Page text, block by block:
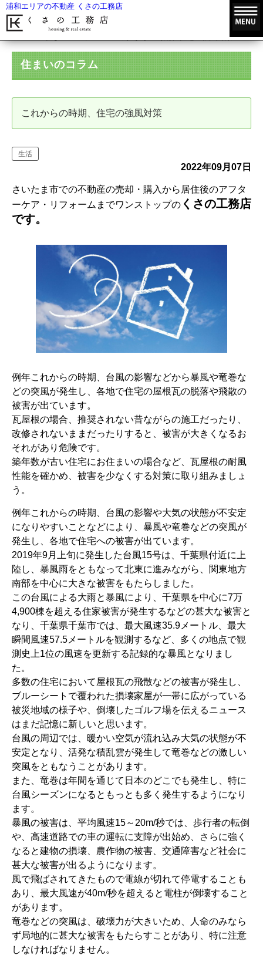
浦和エリアの不動産 くさの工務店
これからの時期、住宅の強風対策
住まいのコラム
これからの時期、住宅の強風対策
生活
2022年09月07日
さいたま市での不動産の売却・購入から居住後のアフタ
ーケア・リフォームまでワンストップの くさの工務店
です。
例年これからの時期、台風の影響などから暴風や竜巻な
どの突風が発生し、各地で住宅の屋根瓦の脱落や飛散の
被害が出ています。
瓦屋根の場合、推奨されない昔ながらの施工だったり、
改修されないままだったりすると、被害が大きくなるお
それがあり危険です。
築年数が古い住宅にお住まいの場合など、瓦屋根の耐風
性能を確かめ、被害を少なくする対策に取り組みましょ
う。
例年これからの時期、台風の影響や大気の状態が不安定
になりやすいことなどにより、暴風や竜巻などの突風が
発生し、各地で住宅への被害が出ています。
2019年9月上旬に発生した台風15号は、千葉県付近に上
陸し、暴風雨をともなって北東に進みながら、関東地方
南部を中心に大きな被害をもたらしました。
この台風による大雨と暴風により、千葉県を中心に7万
4,900棟を超える住家被害が発生するなどの甚大な被害と
なり、千葉県千葉市では、最大風速35.9メートル、最大
瞬間風速57.5メートルを観測するなど、多くの地点で観
測史上1位の風速を更新する記録的な暴風となりまし
た。
多数の住宅において屋根瓦の飛散などの被害が発生し、
ブルーシートで覆われた損壊家屋が一帯に広がっている
被災地域の様子や、倒壊したゴルフ場を伝えるニュース
はまだ記憶に新しいと思います。
台風の周辺では、暖かい空気が流れ込み大気の状態が不
安定となり、活発な積乱雲が発生して竜巻などの激しい
突風をともなうことがあります。
また、竜巻は年間を通じて日本のどこでも発生し、特に
台風シーズンになるともっとも多く発生するようになり
ます。
暴風の被害は、平均風速15～20m/秒では、歩行者の転倒
や、高速道路での車の運転に支障が出始め、さらに強く
なると建物の損壊、農作物の被害、交通障害など社会に
甚大な被害が出るようになります。
風で飛ばされてきたもので電線が切れて停電することも
あり、最大風速が40m/秒を超えると電柱が倒壊すること
があります。
竜巻などの突風は、破壊力が大きいため、人命のみなら
ず局地的に甚大な被害をもたらすことがあり、特に注意
しなければなりません。